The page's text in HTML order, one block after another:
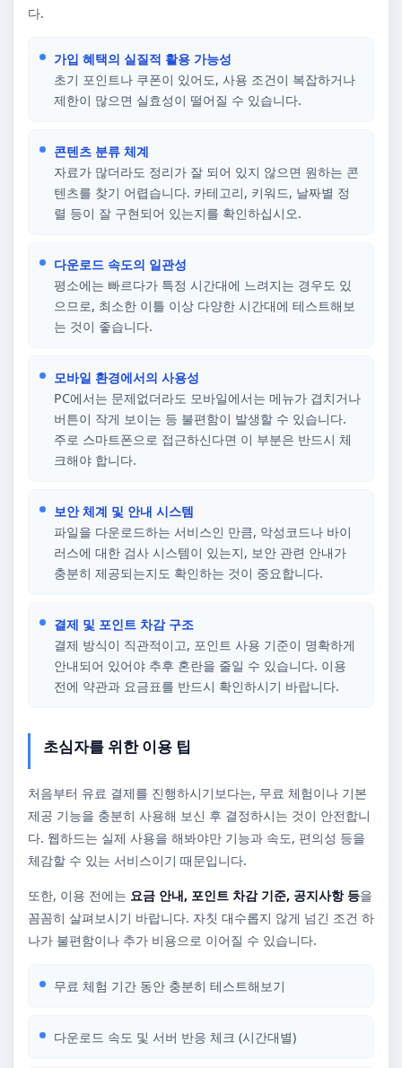
다.
가입 혜택의 실질적 활용 가능성
초기 포인트나 쿠폰이 있어도, 사용 조건이 복잡하거나
제한이 많으면 실효성이 떨어질 수 있습니다.
콘텐츠 분류 체계
자료가 많더라도 정리가 잘 되어 있지 않으면 원하는 콘
텐츠를 찾기 어렵습니다. 카테고리, 키워드, 날짜별 정
렬 등이 잘 구현되어 있는지를 확인하십시오.
다운로드 속도의 일관성
평소에는 빠르다가 특정 시간대에 느려지는 경우도 있
으므로, 최소한 이틀 이상 다양한 시간대에 테스트해보
는 것이 좋습니다.
모바일 환경에서의 사용성
PC에서는 문제없더라도 모바일에서는 메뉴가 겹치거나
버튼이 작게 보이는 등 불편함이 발생할 수 있습니다.
주로 스마트폰으로 접근하신다면 이 부분은 반드시 체
크해야 합니다.
보안 체계 및 안내 시스템
파일을 다운로드하는 서비스인 만큼, 악성코드나 바이
러스에 대한 검사 시스템이 있는지, 보안 관련 안내가
충분히 제공되는지도 확인하는 것이 중요합니다.
결제 및 포인트 차감 구조
결제 방식이 직관적이고, 포인트 사용 기준이 명확하게
안내되어 있어야 추후 혼란을 줄일 수 있습니다. 이용
전에 약관과 요금표를 반드시 확인하시기 바랍니다.
초심자를 위한 이용 팁
처음부터 유료 결제를 진행하시기보다는, 무료 체험이나 기본
제공 기능을 충분히 사용해 보신 후 결정하시는 것이 안전합니
다. 웹하드는 실제 사용을 해봐야만 기능과 속도, 편의성 등을
체감할 수 있는 서비스이기 때문입니다.
또한, 이용 전에는 요금 안내, 포인트 차감 기준, 공지사항 등을
꼼꼼히 살펴보시기 바랍니다. 자칫 대수롭지 않게 넘긴 조건 하
나가 불편함이나 추가 비용으로 이어질 수 있습니다.
무료 체험 기간 동안 충분히 테스트해보기
다운로드 속도 및 서버 반응 체크 (시간대별)